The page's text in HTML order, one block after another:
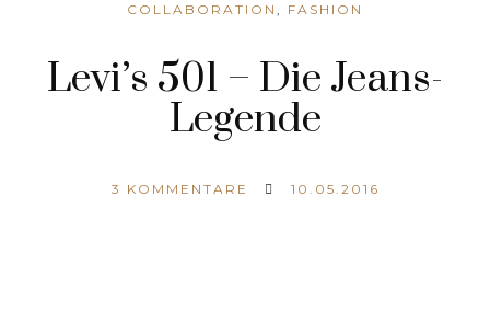
COLLABORATION , FASHION
Levi’s 501 – Die Jeans-
Legende
3 KOMMENTARE 10.05.2016